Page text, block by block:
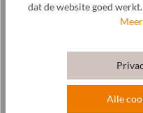
Een warme handschoen
klassieker. Voor deze
vervaardigd via een complex
gewalkt met zuiver
handschoen zijn vilten
weerbestendig en warm. De
dat de website goed
Alle